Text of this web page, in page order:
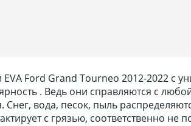
Ford Grand Tourneo 2012-2022 с
. Ведь они справляются с
Снег, вода, песок, пыль
с грязью, соответственно не